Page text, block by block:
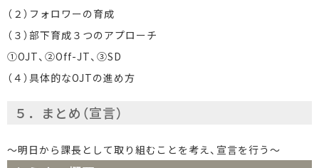
（２）フォロワーの育成
（３）部下育成３つのアプローチ
①OJT、②Off-JT、③SD
（４）具体的なOJTの進め方
５．まとめ（宣言）
～明日から課長として取り組むことを考え、宣言を行う～